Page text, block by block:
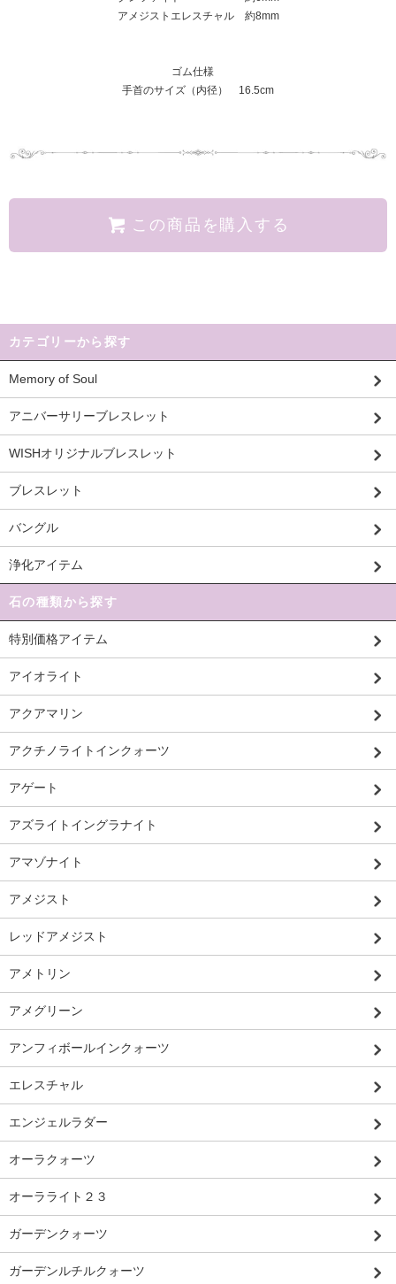
アメジストエレスチャル 約8mm
ゴム仕様
手首のサイズ（内径） 16.5cm
この商品を購入する
カテゴリーから探す
Memory of Soul
アニバーサリーブレスレット
WISHオリジナルブレスレット
ブレスレット
バングル
浄化アイテム
石の種類から探す
特別価格アイテム
アイオライト
アクアマリン
アクチノライトインクォーツ
アゲート
アズライトイングラナイト
アマゾナイト
アメジスト
レッドアメジスト
アメトリン
アメグリーン
アンフィボールインクォーツ
エレスチャル
エンジェルラダー
オーラクォーツ
オーラライト２３
ガーデンクォーツ
ガーデンルチルクォーツ